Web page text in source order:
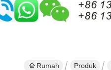
Rumah Produk